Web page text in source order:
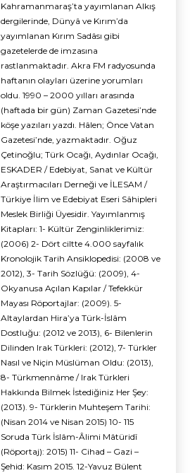
Kahramanmaraş’ta yayımlanan Alkış
dergilerinde, Dünyâ ve Kırım’da
yayımlanan Kırım Sadâsı gibi
gazetelerde de imzasına
rastlanmaktadır. Akra FM radyosunda
haftanın olayları üzerine yorumları
oldu. 1990 – 2000 yılları arasında
(haftada bir gün) Zaman Gazetesi’nde
köşe yazıları yazdı. Hâlen; Önce Vatan
Gazetesi’nde, yazmaktadır. Oğuz
Çetinoğlu; Türk Ocağı, Aydınlar Ocağı,
ESKADER / Edebiyat, Sanat ve Kültür
Araştırmacıları Derneği ve İLESAM /
Türkiye İlim ve Edebiyat Eseri Sâhipleri
Meslek Birliği Üyesidir. Yayımlanmış
Kitapları: 1- Kültür Zenginliklerimiz:
(2006) 2- Dört ciltte 4.000 sayfalık
Kronolojik Tarih Ansiklopedisi: (2008 ve
2012), 3- Tarih Sözlüğü: (2009), 4-
Okyanusa Açılan Kapılar / Tefekkür
Mayası Röportajlar: (2009). 5-
Altaylardan Hira’ya Türk-İslâm
Dostluğu: (2012 ve 2013), 6- Bilenlerin
Dilinden Irak Türkleri: (2012), 7- Türkler
Nasıl ve Niçin Müslüman Oldu: (2013),
8- Türkmennâme / Irak Türkleri
Hakkında Bilmek İstediğiniz Her Şey:
(2013). 9- Türklerin Muhteşem Tarihi:
(Nisan 2014 ve Nisan 2015) 10- 115
Soruda Türk İslâm-Âlimi Mâtüridî
(Röportaj): 2015) 11- Cihad – Gazi –
Şehid: Kasım 2015. 12-Yavuz Bülent